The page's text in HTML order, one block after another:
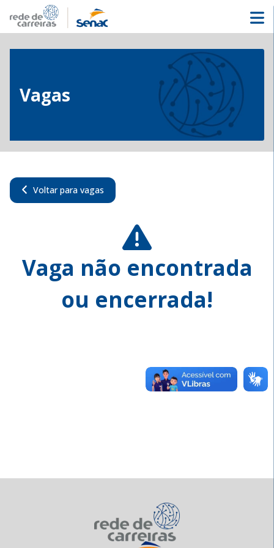
Vagas
Voltar para vagas
Vaga não encontrada
ou encerrada!